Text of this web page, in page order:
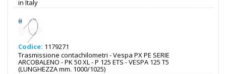
in Italy
Codice: 1179271
Trasmissione contachilometri - Vespa PX PE SERIE
ARCOBALENO - PK 50 XL - P 125 ETS - VESPA 125 T5
(LUNGHEZZA mm. 1000/1025)